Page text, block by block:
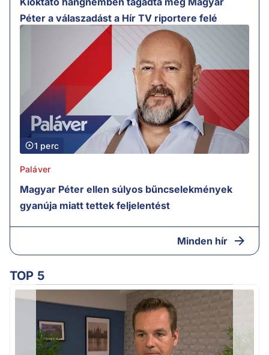
Péter a válaszadást a Hír TV riportere felé
1 perc
Paláver
Magyar Péter ellen súlyos bűncselekmények
gyanúja miatt tettek feljelentést
Minden hír
TOP 5